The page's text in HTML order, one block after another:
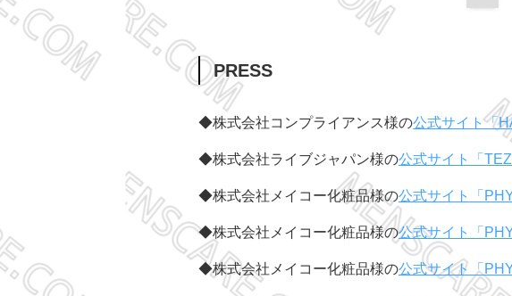
PRESS
◆株式会社コンプライアンス様の公式サイト「
◆株式会社ライブジャパン様の公式サイト「
◆株式会社メイコー化粧品様の公式サイト「
◆株式会社メイコー化粧品様の公式サイト「
◆株式会社メイコー化粧品様の公式サイト「